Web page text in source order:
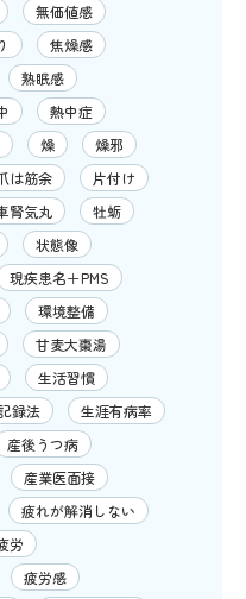
無価値感
焦燥感
熟眠感
熱中症
燥
燥邪
は筋余
片付け
腎気丸
牡蛎
状態像
現疾患名＋PMS
環境整備
甘麦大棗湯
生活習慣
録法
生涯有病率
産後うつ病
産業医面接
疲れが解消しない
労
疲労感